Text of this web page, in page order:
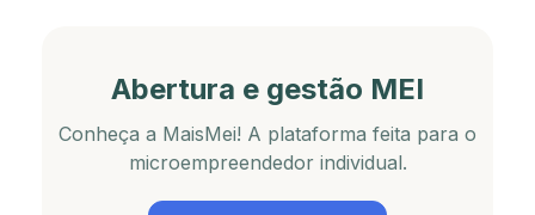
Abertura e gestão MEI
Conheça a MaisMei! A plataforma feita para o
microempreendedor individual.